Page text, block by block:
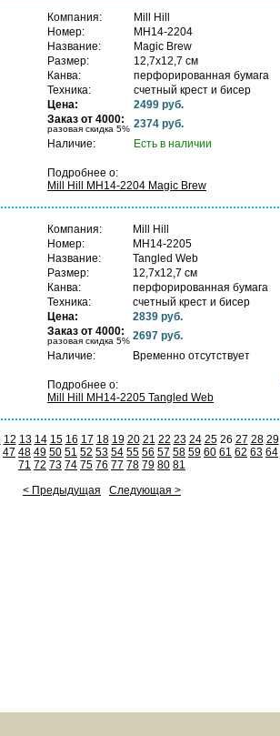
Компания:
Mill Hill
Номер:
MH14-2204
Название:
Magic Brew
Размер:
12,7х12,7 см
Канва:
перфорированная бумага
Техника:
счетный крест и бисер
Цена:
2499 руб.
Заказ от 4000:
разовая скидка 5% 2374 руб.
Наличие:
Есть в наличии
Подробнее о:
Mill Hill MH14-2204 Magic Brew
Компания:
Mill Hill
Номер:
MH14-2205
Название:
Tangled Web
Размер:
12,7х12,7 см
Канва:
перфорированная бумага
Техника:
счетный крест и бисер
Цена:
2839 руб.
Заказ от 4000:
разовая скидка 5% 2697 руб.
Наличие:
Временно отсутствует
Подробнее о:
Mill Hill MH14-2205 Tangled Web
12 13 14 15 16 17 18 19 20 21 22 23 24 2526 27 28 29
47 48 49 50 51 52 53 54 55 56 57 58 59 60 61 62 63 64
71 72 73 74 75 76 77 78 79 80 81
< Предыдущая
Следующая >